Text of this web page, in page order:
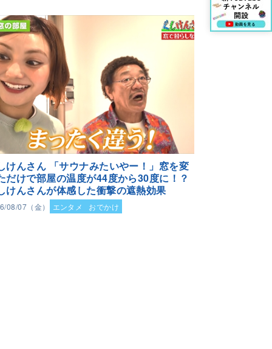
けんさん 「サウナみたいやー！」窓を変
だけで部屋の温度が44度から30度に！？
けんさんが体感した衝撃の遮熱効果
08/07（金） エンタメ おでかけ